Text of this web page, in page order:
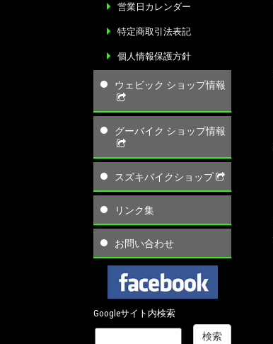
営業日カレンダー
特定商取引法表記
個人情報保護方針
ウェビック ショップ情報
グーバイク ショップ情報
スズキバイクショップ
リンク集
お問い合わせ
Googleサイト内検索